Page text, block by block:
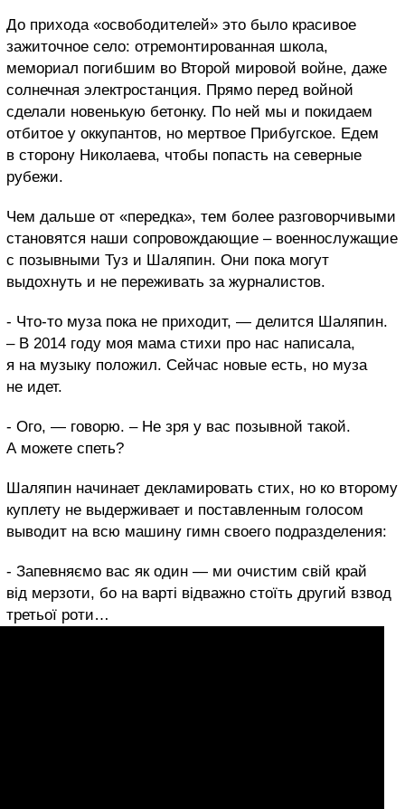
До прихода «освободителей» это было красивое
зажиточное село: отремонтированная школа,
мемориал погибшим во Второй мировой войне, даже
солнечная электростанция. Прямо перед войной
сделали новенькую бетонку. По ней мы и покидаем
отбитое у оккупантов, но мертвое Прибугское. Едем
в сторону Николаева, чтобы попасть на северные
рубежи.
Чем дальше от «передка», тем более разговорчивыми
становятся наши сопровождающие – военнослужащие
с позывными Туз и Шаляпин. Они пока могут
выдохнуть и не переживать за журналистов.
- Что-то муза пока не приходит, — делится Шаляпин.
– В 2014 году моя мама стихи про нас написала,
я на музыку положил. Сейчас новые есть, но муза
не идет.
- Ого, — говорю. – Не зря у вас позывной такой.
А можете спеть?
Шаляпин начинает декламировать стих, но ко второму
куплету не выдерживает и поставленным голосом
выводит на всю машину гимн своего подразделения:
- Запевняємо вас як один — ми очистим свій край
від мерзоти, бо на варті відважно стоїть другий взвод
третьої роти…